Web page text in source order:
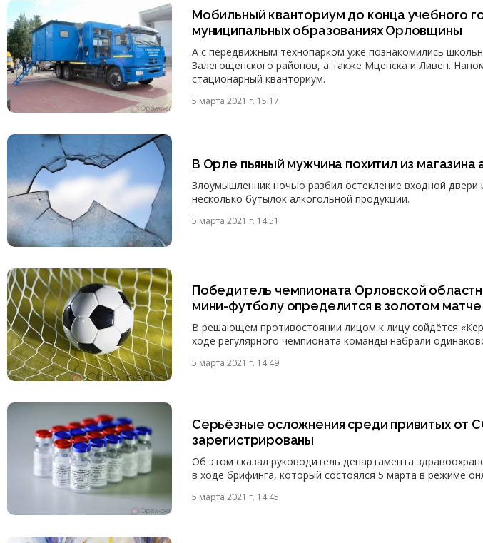
Мобильный кванториум до конца учебного
муниципальных образованиях Орловщины
А с передвижным технопарком уже познакомились
Залегощенского районов, а также Мценска и Ливен.
стационарный кванториум.
5 марта 2021 г. 15:17
В Орле пьяный мужчина похитил из магазина
Злоумышленник ночью разбил остекление входной двери
несколько бутылок алкогольной продукции.
5 марта 2021 г. 14:51
Победитель чемпионата Орловской
мини-футболу определится в золотом матче
В решающем противостоянии лицом к лицу сойдётся
ходе регулярного чемпионата команды набрали
5 марта 2021 г. 14:49
Серьёзные осложнения среди привитых от
зарегистрированы
Об этом сказал руководитель департамента
в ходе брифинга, который состоялся 5 марта в режиме
5 марта 2021 г. 14:45